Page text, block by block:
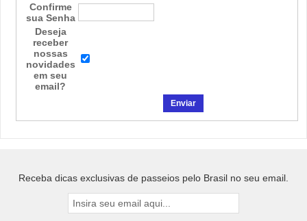
Confirme
sua Senha
Deseja
receber
nossas
novidades
em seu
email?
Receba dicas exclusivas de passeios pelo Brasil no seu email.